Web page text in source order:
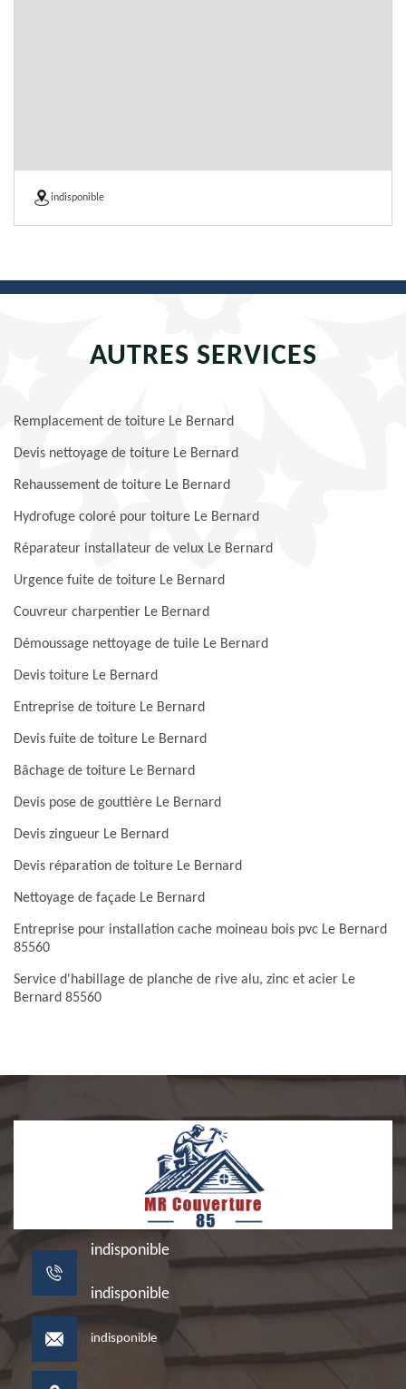
indisponible
AUTRES SERVICES
Remplacement de toiture Le Bernard
Devis nettoyage de toiture Le Bernard
Rehaussement de toiture Le Bernard
Hydrofuge coloré pour toiture Le Bernard
Réparateur installateur de velux Le Bernard
Urgence fuite de toiture Le Bernard
Couvreur charpentier Le Bernard
Démoussage nettoyage de tuile Le Bernard
Devis toiture Le Bernard
Entreprise de toiture Le Bernard
Devis fuite de toiture Le Bernard
Bâchage de toiture Le Bernard
Devis pose de gouttière Le Bernard
Devis zingueur Le Bernard
Devis réparation de toiture Le Bernard
Nettoyage de façade Le Bernard
Entreprise pour installation cache moineau bois pvc Le Bernard
85560
Service d'habillage de planche de rive alu, zinc et acier Le
Bernard 85560
indisponible
indisponible
indisponible